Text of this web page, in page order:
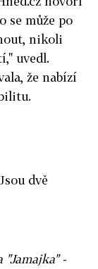
se může po
nikoli
uvedl.
že nabízí
dvě
"Jamajka" -